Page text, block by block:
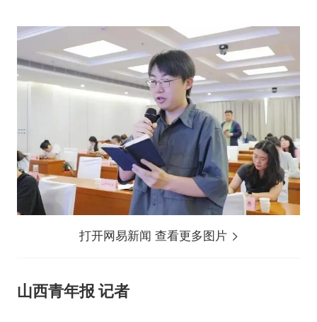
打开网易新闻 查看更多图片
山西青年报 记者